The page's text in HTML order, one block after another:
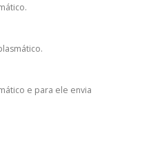
e para ele envia